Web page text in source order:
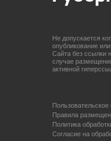
Не допускается
опубликование
Сайта без ссылки
случае
активной
Правила
Политика
Согласие на